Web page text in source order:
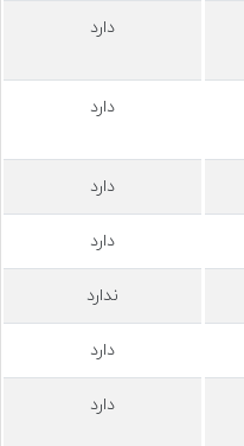
دارد
دارد
دارد
دارد
ندارد
دارد
دارد